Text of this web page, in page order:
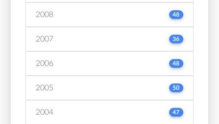
2008 48
2007 36
2006 48
2005 50
2004 47